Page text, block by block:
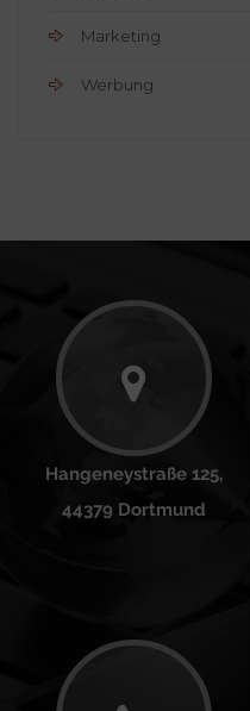
Marketing
Werbung
Hangeneystraße 125,
44379 Dortmund